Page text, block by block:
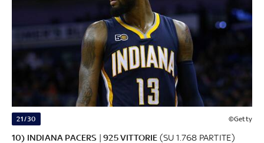
21/30 ©Getty
10) INDIANA PACERS |925 VITTORIE (SU 1.768 PARTITE)